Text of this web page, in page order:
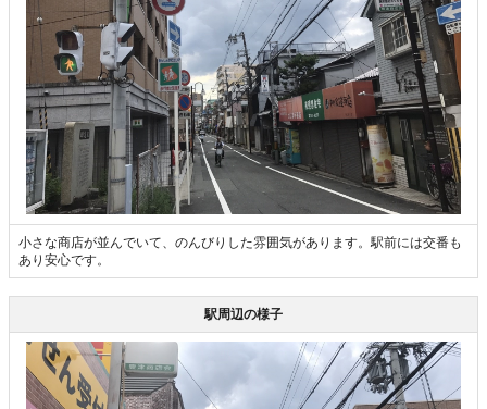
小さな商店が並んでいて、のんびりした雰囲気があります。駅前には交番も
あり安心です。
駅周辺の様子